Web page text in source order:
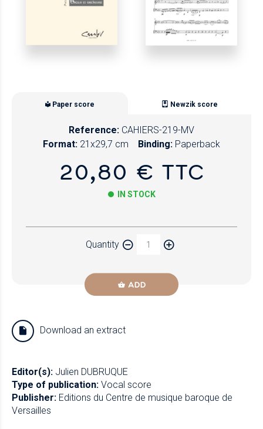
Paper score Newzik score
Reference: CAHIERS-219-MV
Format: 21x29,7 cm Binding: Paperback
20,80 € TTC
IN STOCK
Quantity
ADD
Download an extract
Editor(s): Julien DUBRUQUE
Type of publication: Vocal score
Publisher: Editions du Centre de musique baroque de
Versailles